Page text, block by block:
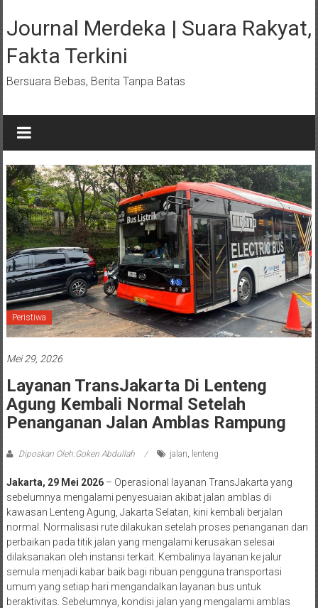
konten
Journal Merdeka | Suara Rakyat,
Fakta Terkini
Bersuara Bebas, Berita Tanpa Batas
Peristiwa
Mei 29, 2026
Layanan TransJakarta Di Lenteng
Agung Kembali Normal Setelah
Penanganan Jalan Amblas Rampung
Diposkan Oleh:Goken Abdullah jalan lenteng
Jakarta, 29 Mei 2026– Operasional layanan TransJakarta yang
sebelumnya mengalami penyesuaian akibat jalan amblas di
kawasan Lenteng Agung, Jakarta Selatan, kini kembali berjalan
normal. Normalisasi rute dilakukan setelah proses penanganan dan
perbaikan pada titik jalan yang mengalami kerusakan selesai
dilaksanakan oleh instansi terkait. Kembalinya layanan ke jalur
semula menjadi kabar baik bagi ribuan pengguna transportasi
umum yang setiap hari mengandalkan layanan bus untuk
beraktivitas. Sebelumnya, kondisi jalan yang mengalami amblas